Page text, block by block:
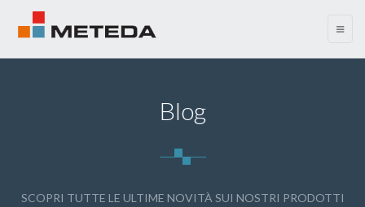
menu
Blog
SCOPRI TUTTE LE ULTIME NOVITÀ SUI NOSTRI PRODOTTI